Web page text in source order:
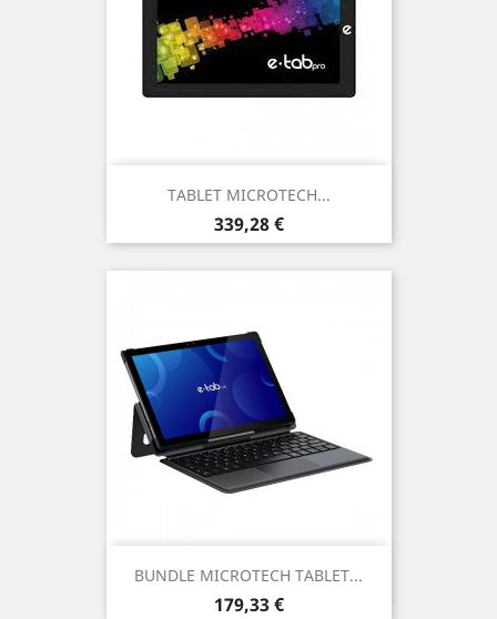
TABLET MICROTECH...
Prezzo
339,28 €
BUNDLE MICROTECH TABLET...
Prezzo
179,33 €